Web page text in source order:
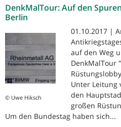
DenkMalTour: Auf den
Berlin
© Uwe Hiksch
01.10.2017 |
auf den Weg
DenkMalTour
Unter Leitung
den
großen
Um den Bundestag haben sich...